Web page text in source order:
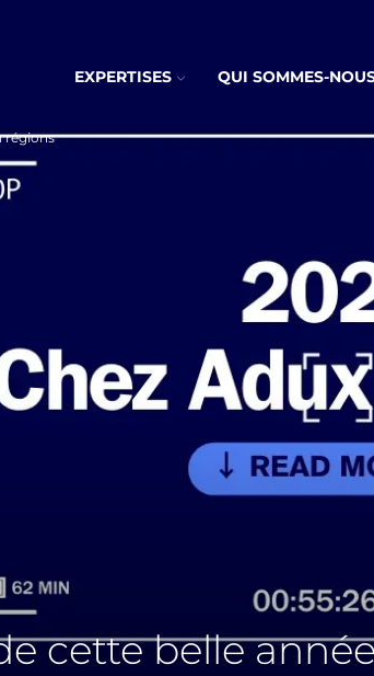
EXPERTISES QUI SOMMES-
régions
cette belle